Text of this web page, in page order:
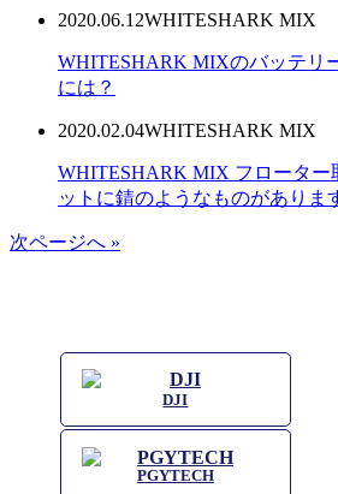
2020.06.12WHITESHARK MIX
WHITESHARK MIXのバッテリ
には？
2020.02.04WHITESHARK MIX
WHITESHARK MIX フローター
ットに錆のようなものがありま
次ページへ »
DJI
PGYTECH